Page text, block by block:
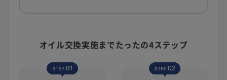
オイル交換実施までたったの4ステップ